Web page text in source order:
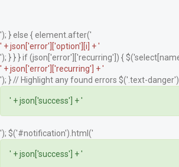
'); } else { element.after('
' + json['error']['option'][i] + '
'); } } } if (json['error']['recurring']) {
' + json['error']['recurring'] + '
'); } // Highlight any found errors $('.text-
' + json['success'] + '
'); $('#notification').html('
' + json['success'] + '